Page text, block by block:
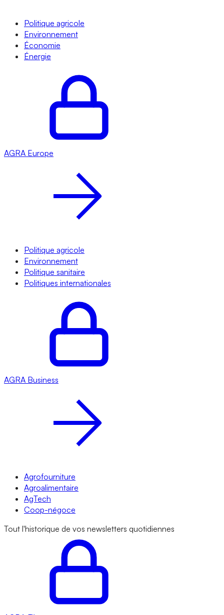
Politique agricole
Environnement
Économie
Énergie
AGRA Europe
Politique agricole
Environnement
Politique sanitaire
Politiques internationales
AGRA Business
Agrofourniture
Agroalimentaire
AgTech
Coop-négoce
Tout l'historique de vos newsletters quotidiennes